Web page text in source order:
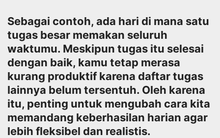
Sebagai contoh, ada hari di mana satu
tugas besar memakan seluruh
waktumu. Meskipun tugas itu selesai
dengan baik, kamu tetap merasa
kurang produktif karena daftar tugas
lainnya belum tersentuh. Oleh karena
itu, penting untuk mengubah cara kita
memandang keberhasilan harian agar
lebih fleksibel dan realistis.